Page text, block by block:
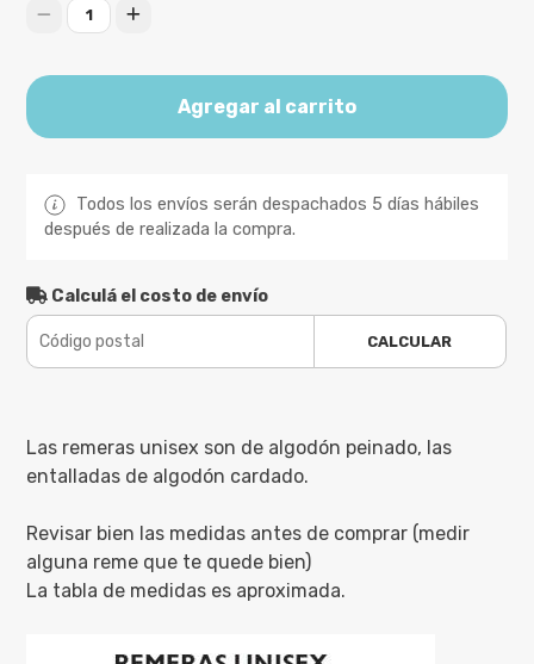
1
Agregar al carrito
Todos los envíos serán despachados 5 días hábiles
después de realizada la compra.
Calculá el costo de envío
CALCULAR
Las remeras unisex son de algodón peinado, las
entalladas de algodón cardado.
Revisar bien las medidas antes de comprar (medir
alguna reme que te quede bien)
La tabla de medidas es aproximada.